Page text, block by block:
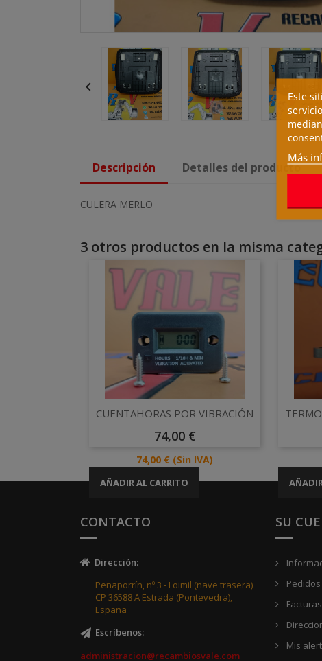

Descripción Detalles del producto
CULERA MERLO
3 otros productos en la misma
Vista rápida
CUENTAHORAS POR VIBRACIÓN
Precio
74,00 €
Precio
74,00 € (Sin IVA)
AÑADIR AL CARRITO
CONTACTO
Dirección:
Penaporrín, nº 3 - Loimil (nave trasera)
CP 36588 A Estrada (Pontevedra),
España
Escríbenos:
administracion@recambiosvale.com
SU
Pedidos
Mis
Este
Más